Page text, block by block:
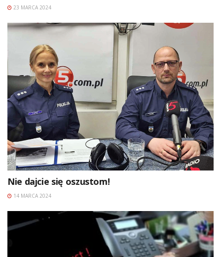
23 MARCA 2024
Nie dajcie się oszustom!
14 MARCA 2024